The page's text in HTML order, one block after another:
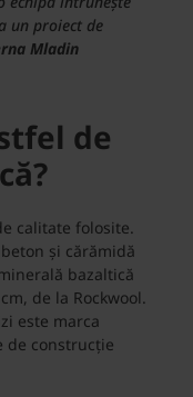
un proiect de
Mladin
de
calitate folosite.
și cărămidă
bazaltică
de la Rockwool.
este marca
de construcție